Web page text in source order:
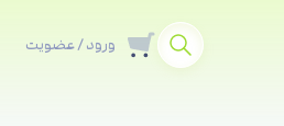
ورود / عضویت